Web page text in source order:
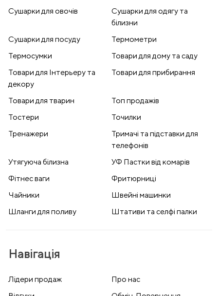
Сушарки для овочів
Сушарки для одягу та
білизни
Сушарки для посуду
Термометри
Термосумки
Товари для дому та саду
Товари для Інтерьеру та
декору
Товари для прибирання
Товари для тварин
Топ продажів
Тостери
Точилки
Тренажери
Тримачі та підставки для
телефонів
Утягуюча білизна
УФ Пастки від комарів
Фітнес ваги
Фритюрниці
Чайники
Швейні машинки
Шланги для поливу
Штативи та селфі палки
Навігація
Лідери продаж
Про нас